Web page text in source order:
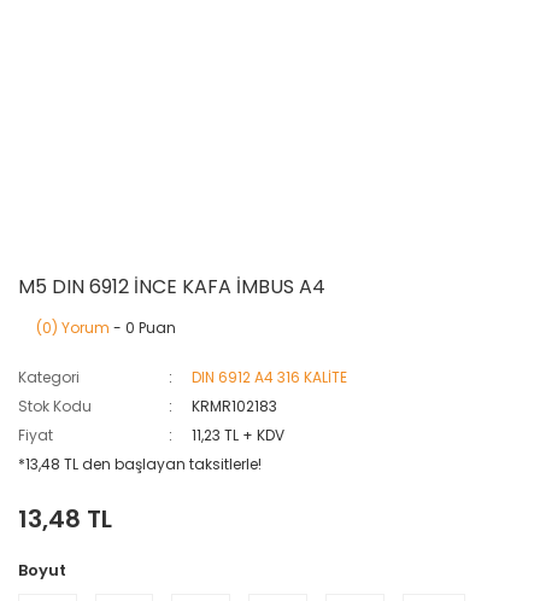
M5 DIN 6912 İNCE KAFA İMBUS A4
(0) Yorum - 0 Puan
Kategori
DIN 6912 A4 316 KALİTE
Stok Kodu
KRMR102183
Fiyat
11,23 TL + KDV
*13,48 TL den başlayan taksitlerle!
13,48 TL
Boyut